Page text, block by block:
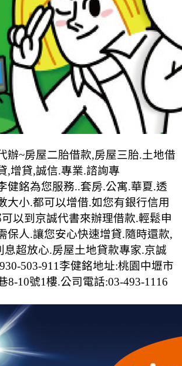
辦~房屋二胎借款,房屋三胎.土地借
,增貸,誠信.專業.諮詢專
健銘為您服務..套房.公寓.華夏.透
大小.都可以增借.如您有銀行信用
以到京誠代書來辦理借款.輕鬆申
保人.讓您安心快速增貸.隨時還款,
息超放心.房屋土地貸款專家.京誠
503-911李健銘地址:桃園中壢市
8-10號1樓.公司電話:03-493-1116